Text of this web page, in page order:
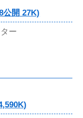
公開 27K)
ー